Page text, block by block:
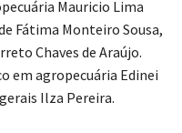
Mauricio Lima
Fátima Monteiro Sousa,
Chaves de Araújo.
em agropecuária Edinei
Ilza Pereira.